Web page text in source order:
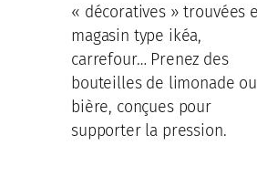
« décoratives » trouvées
magasin type ikéa,
carrefour… Prenez des
bouteilles de limonade ou
bière, conçues pour
supporter la pression.